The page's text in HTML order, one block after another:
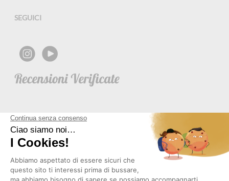
SEGUICI
NEWSLETTER